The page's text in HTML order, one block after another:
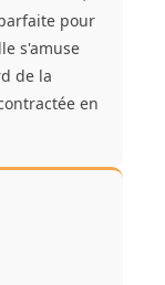
pour
s'amuse
de la
en